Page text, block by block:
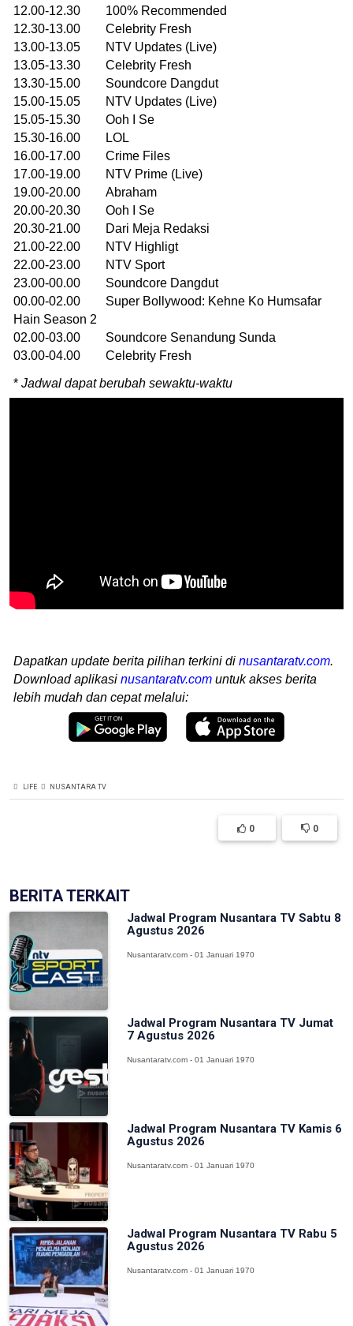
12.00-12.30 100% Recommended
12.30-13.00 Celebrity Fresh
13.00-13.05 NTV Updates (Live)
13.05-13.30 Celebrity Fresh
13.30-15.00 Soundcore Dangdut
15.00-15.05 NTV Updates (Live)
15.05-15.30 Ooh I Se
15.30-16.00 LOL
16.00-17.00 Crime Files
17.00-19.00 NTV Prime (Live)
19.00-20.00 Abraham
20.00-20.30 Ooh I Se
20.30-21.00 Dari Meja Redaksi
21.00-22.00 NTV Highligt
22.00-23.00 NTV Sport
23.00-00.00 Soundcore Dangdut
00.00-02.00 Super Bollywood: Kehne Ko Humsafar
Hain Season 2
02.00-03.00 Soundcore Senandung Sunda
03.00-04.00 Celebrity Fresh
* Jadwal dapat berubah sewaktu-waktu
Dapatkan update berita pilihan terkini di nusantaratv.com.
Download aplikasi nusantaratv.com untuk akses berita
lebih mudah dan cepat melalui:
LIFE NUSANTARA TV
0 0
BERITA TERKAIT
Jadwal Program Nusantara TV Sabtu 8
Agustus 2026
Nusantaratv.com - 01 Januari 1970
Jadwal Program Nusantara TV Jumat
7 Agustus 2026
Nusantaratv.com - 01 Januari 1970
Jadwal Program Nusantara TV Kamis 6
Agustus 2026
Nusantaratv.com - 01 Januari 1970
Jadwal Program Nusantara TV Rabu 5
Agustus 2026
Nusantaratv.com - 01 Januari 1970